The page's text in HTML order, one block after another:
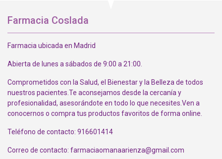
Farmacia Coslada
Farmacia ubicada en Madrid
Abierta de lunes a sábados de 9:00 a 21:00.
Comprometidos con la Salud, el Bienestar y la Belleza de todos
nuestros pacientes.Te aconsejamos desde la cercanía y
profesionalidad, asesorándote en todo lo que necesites.Ven a
conocernos o compra tus productos favoritos de forma online.
Teléfono de contacto: 916601414
Correo de contacto: farmaciaomanaarienza@gmail.com